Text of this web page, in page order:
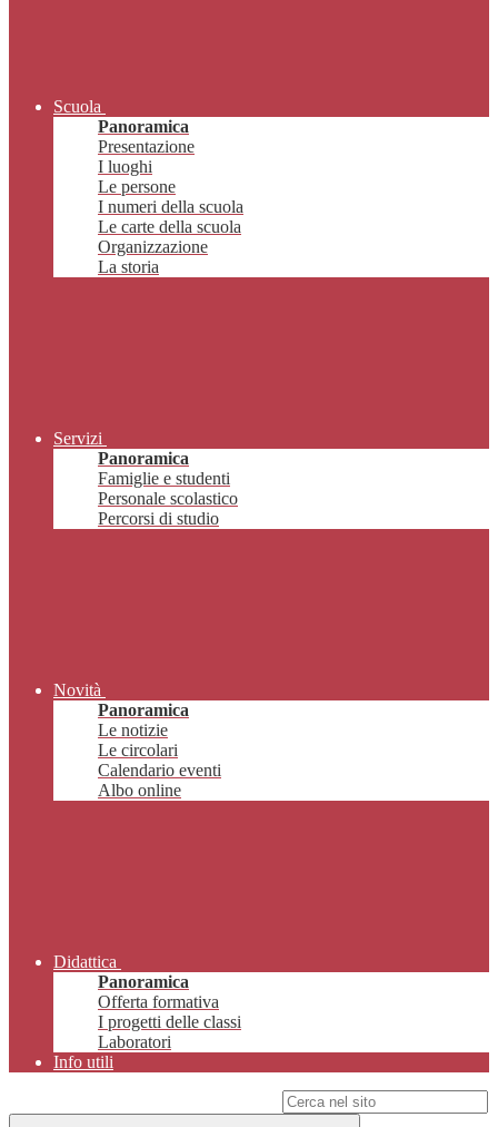
Scuola
Panoramica
Presentazione
I luoghi
Le persone
I numeri della scuola
Le carte della scuola
Organizzazione
La storia
Servizi
Panoramica
Famiglie e studenti
Personale scolastico
Percorsi di studio
Novità
Panoramica
Le notizie
Le circolari
Calendario eventi
Albo online
Didattica
Panoramica
Offerta formativa
I progetti delle classi
Laboratori
Info utili